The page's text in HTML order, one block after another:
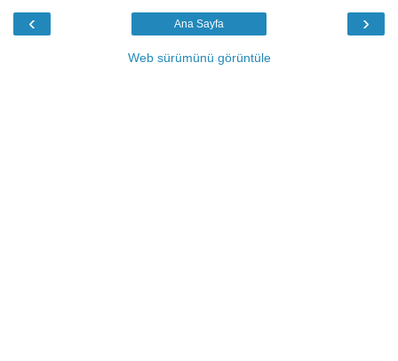
‹ ›
Ana Sayfa
Web sürümünü görüntüle